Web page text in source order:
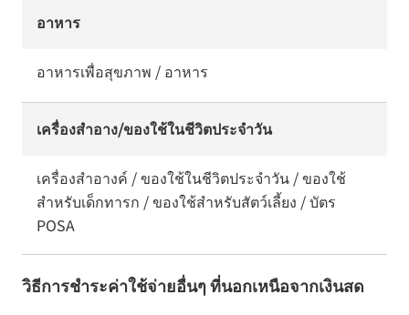
อาหาร
อาหารเพื่อสุขภาพ / อาหาร
เครื่องสำอาง/ของใช้ในชีวิตประจำวัน
เครื่องสำอางค์ / ของใช้ในชีวิตประจำวัน / ของใช้
สำหรับเด็กทารก / ของใช้สำหรับสัตว์เลี้ยง / บัตร
POSA
วิธีการชำระค่าใช้จ่ายอื่นๆ ที่นอกเหนือจากเงินสด